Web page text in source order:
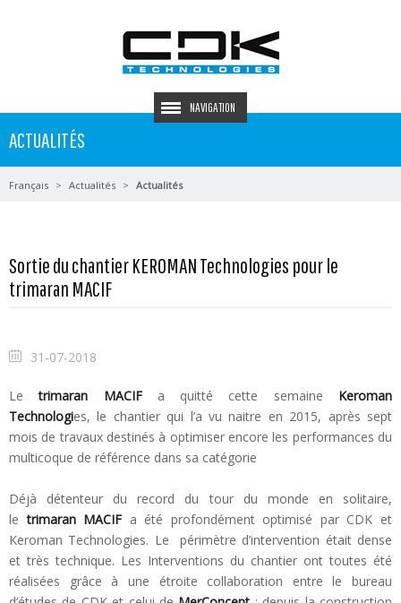
NAVIGATION
ACTUALITÉS
Français Actualités Actualités
Sortie du chantier KEROMAN Technologies pour le
trimaran MACIF
31-07-2018
Letrimaran MACIFa quitté cette semaine Keroman
Technologies, le chantier qui l’a vu naitre en 2015, après sept
mois de travaux destinés à optimiser encore les performances du
multicoque de référence dans sa catégorie
Déjà détenteur du record du tour du monde en solitaire,
letrimaran MACIF a été profondément optimisé par CDK et
Keroman Technologies. Le périmètre d’intervention était dense
et très technique. Les Interventions du chantier ont toutes été
réalisées grâce à une étroite collaboration entre le bureau